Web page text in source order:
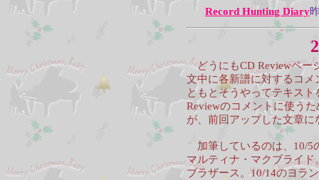
Record Hunting Diary
どうにもCD Reviewペー
文中に各新譜に対するコ
ともとそうやってテキス
Reviewのコメントに使う
が、前回アップした文章に
加筆しているのは、10/5
マルティナ・マクブライ
ブラザース。10/14のヨラ